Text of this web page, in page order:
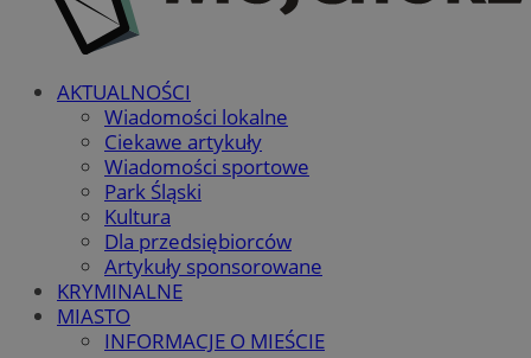
AKTUALNOŚCI
Wiadomości lokalne
Ciekawe artykuły
Wiadomości sportowe
Park Śląski
Kultura
Dla przedsiębiorców
Artykuły sponsorowane
KRYMINALNE
MIASTO
INFORMACJE O MIEŚCIE